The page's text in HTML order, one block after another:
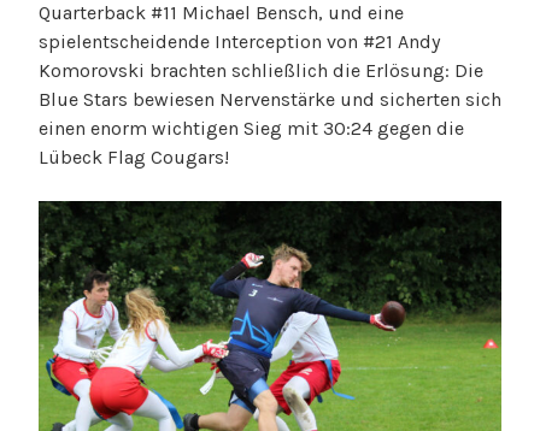
Quarterback #11 Michael Bensch, und eine
spielentscheidende Interception von #21 Andy
Komorovski brachten schließlich die Erlösung: Die
Blue Stars bewiesen Nervenstärke und sicherten sich
einen enorm wichtigen Sieg mit 30:24 gegen die
Lübeck Flag Cougars!